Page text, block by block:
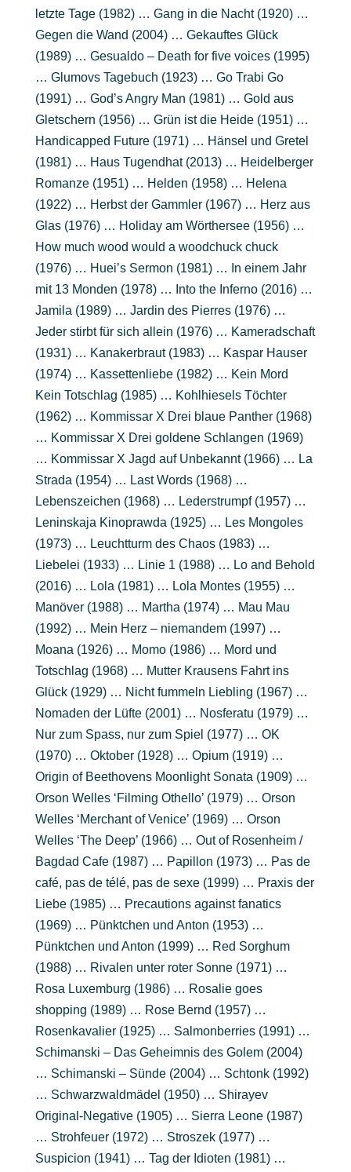
letzte Tage (1982) … Gang in die Nacht (1920) …
Gegen die Wand (2004) … Gekauftes Glück
(1989) … Gesualdo – Death for five voices (1995)
… Glumovs Tagebuch (1923) … Go Trabi Go
(1991) … God’s Angry Man (1981) … Gold aus
Gletschern (1956) … Grün ist die Heide (1951) …
Handicapped Future (1971) … Hänsel und Gretel
(1981) … Haus Tugendhat (2013) … Heidelberger
Romanze (1951) … Helden (1958) … Helena
(1922) … Herbst der Gammler (1967) … Herz aus
Glas (1976) … Holiday am Wörthersee (1956) …
How much wood would a woodchuck chuck
(1976) … Huei’s Sermon (1981) … In einem Jahr
mit 13 Monden (1978) … Into the Inferno (2016) …
Jamila (1989) … Jardin des Pierres (1976) …
Jeder stirbt für sich allein (1976) … Kameradschaft
(1931) … Kanakerbraut (1983) … Kaspar Hauser
(1974) … Kassettenliebe (1982) … Kein Mord
Kein Totschlag (1985) … Kohlhiesels Töchter
(1962) … Kommissar X Drei blaue Panther (1968)
… Kommissar X Drei goldene Schlangen (1969)
… Kommissar X Jagd auf Unbekannt (1966) … La
Strada (1954) … Last Words (1968) …
Lebenszeichen (1968) … Lederstrumpf (1957) …
Leninskaja Kinoprawda (1925) … Les Mongoles
(1973) … Leuchtturm des Chaos (1983) …
Liebelei (1933) … Linie 1 (1988) … Lo and Behold
(2016) … Lola (1981) … Lola Montes (1955) …
Manöver (1988) … Martha (1974) … Mau Mau
(1992) … Mein Herz – niemandem (1997) …
Moana (1926) … Momo (1986) … Mord und
Totschlag (1968) … Mutter Krausens Fahrt ins
Glück (1929) … Nicht fummeln Liebling (1967) …
Nomaden der Lüfte (2001) … Nosferatu (1979) …
Nur zum Spass, nur zum Spiel (1977) … OK
(1970) … Oktober (1928) … Opium (1919) …
Origin of Beethovens Moonlight Sonata (1909) …
Orson Welles ‘Filming Othello’ (1979) … Orson
Welles ‘Merchant of Venice’ (1969) … Orson
Welles ‘The Deep’ (1966) … Out of Rosenheim /
Bagdad Cafe (1987) … Papillon (1973) … Pas de
café, pas de télé, pas de sexe (1999) … Praxis der
Liebe (1985) … Precautions against fanatics
(1969) … Pünktchen und Anton (1953) …
Pünktchen und Anton (1999) … Red Sorghum
(1988) … Rivalen unter roter Sonne (1971) …
Rosa Luxemburg (1986) … Rosalie goes
shopping (1989) … Rose Bernd (1957) …
Rosenkavalier (1925) … Salmonberries (1991) …
Schimanski – Das Geheimnis des Golem (2004)
… Schimanski – Sünde (2004) … Schtonk (1992)
… Schwarzwaldmädel (1950) … Shirayev
Original-Negative (1905) … Sierra Leone (1987)
… Strohfeuer (1972) … Stroszek (1977) …
Suspicion (1941) … Tag der Idioten (1981) …